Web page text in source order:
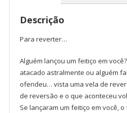
Descrição
Para reverter…
Alguém lançou um feitiço em
atacado astralmente ou alguém
ofendeu… vista uma vela de
de reversão e o que aconteceu
Se lançaram um feitiço em você,